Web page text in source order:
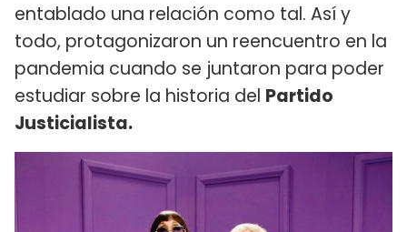
entablado una relación como tal. Así y
todo, protagonizaron un reencuentro en la
pandemia cuando se juntaron para poder
estudiar sobre la historia del Partido
Justicialista.